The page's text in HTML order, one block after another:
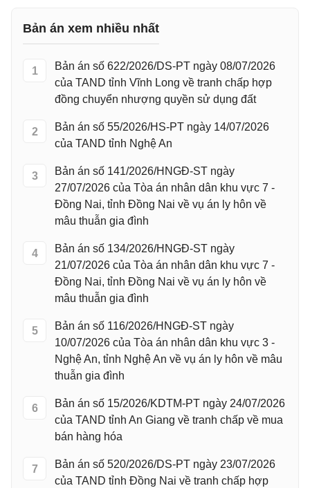
Bản án xem nhiều nhất
1
Bản án số 622/2026/DS-PT ngày 08/07/2026
của TAND tỉnh Vĩnh Long về tranh chấp hợp
đồng chuyển nhượng quyền sử dụng đất
2
Bản án số 55/2026/HS-PT ngày 14/07/2026
của TAND tỉnh Nghệ An
3
Bản án số 141/2026/HNGĐ-ST ngày
27/07/2026 của Tòa án nhân dân khu vực 7 -
Đồng Nai, tỉnh Đồng Nai về vụ án ly hôn về
mâu thuẫn gia đình
4
Bản án số 134/2026/HNGĐ-ST ngày
21/07/2026 của Tòa án nhân dân khu vực 7 -
Đồng Nai, tỉnh Đồng Nai về vụ án ly hôn về
mâu thuẫn gia đình
5
Bản án số 116/2026/HNGĐ-ST ngày
10/07/2026 của Tòa án nhân dân khu vực 3 -
Nghệ An, tỉnh Nghệ An về vụ án ly hôn về mâu
thuẫn gia đình
6
Bản án số 15/2026/KDTM-PT ngày 24/07/2026
của TAND tỉnh An Giang về tranh chấp về mua
bán hàng hóa
7
Bản án số 520/2026/DS-PT ngày 23/07/2026
của TAND tỉnh Đồng Nai về tranh chấp hợp